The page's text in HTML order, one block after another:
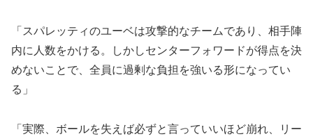
「スパレッティのユーベは攻撃的なチームであり、相手陣
内に人数をかける。しかしセンターフォワードが得点を決
めないことで、全員に過剰な負担を強いる形になってい
る」
「実際、ボールを失えば必ずと言っていいほど崩れ、リー